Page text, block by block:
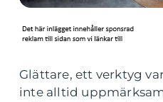
Glättare, ett verktyg
inte alltid